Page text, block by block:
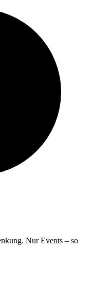
Nur Events – so